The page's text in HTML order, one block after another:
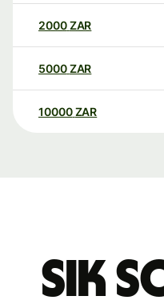
2000ZAR
5000ZAR
10000 ZAR
Sık